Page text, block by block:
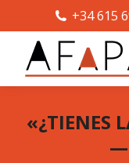
+34 615
«¿TIENES
—